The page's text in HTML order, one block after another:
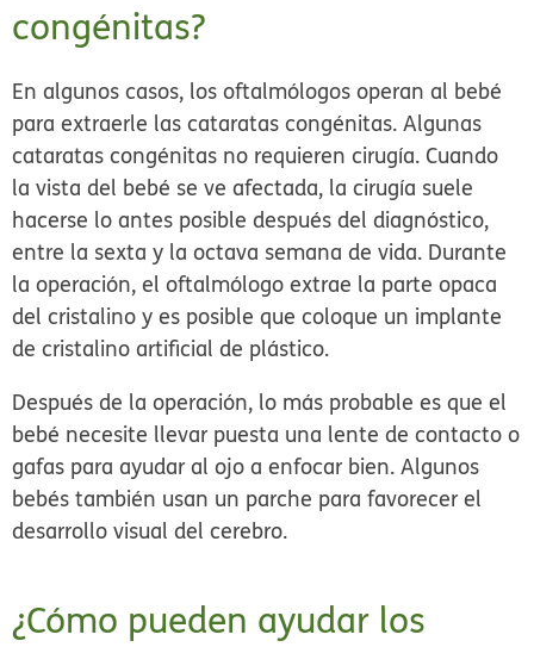
congénitas?
En algunos casos, los oftalmólogos operan al bebé
para extraerle las cataratas congénitas. Algunas
cataratas congénitas no requieren cirugía. Cuando
la vista del bebé se ve afectada, la cirugía suele
hacerse lo antes posible después del diagnóstico,
entre la sexta y la octava semana de vida. Durante
la operación, el oftalmólogo extrae la parte opaca
del cristalino y es posible que coloque un implante
de cristalino artificial de plástico.
Después de la operación, lo más probable es que el
bebé necesite llevar puesta una lente de contacto o
gafas para ayudar al ojo a enfocar bien. Algunos
bebés también usan un parche para favorecer el
desarrollo visual del cerebro.
¿Cómo pueden ayudar los